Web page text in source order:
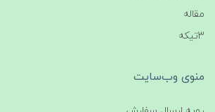
مقاله
3تیکه
منوی وب‌سایت